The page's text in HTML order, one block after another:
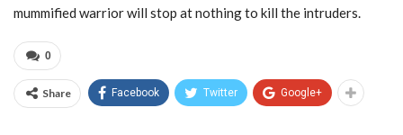
mummified warrior will stop at nothing to kill the intruders.
0
Share Facebook Twitter Google+